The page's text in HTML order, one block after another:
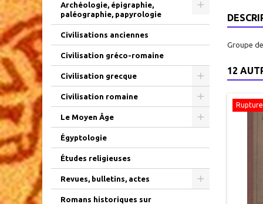
Archéologie, épigraphie,
paléographie, papyrologie
Civilisations anciennes
Civilisation gréco-romaine
Civilisation grecque
Civilisation romaine
Le Moyen Âge
Égyptologie
Études religieuses
Revues, bulletins, actes
Romans historiques sur
Groupe
12